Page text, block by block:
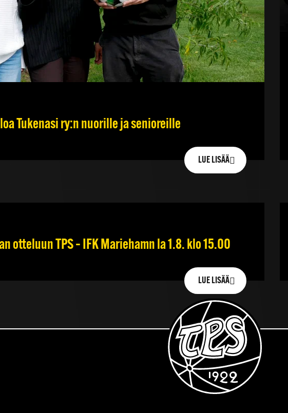
Tukenasi ry:n nuorille ja senioreille
LUE LISÄÄ
otteluun TPS – IFK Mariehamn la 1.8. klo 15.00
LUE LISÄÄ